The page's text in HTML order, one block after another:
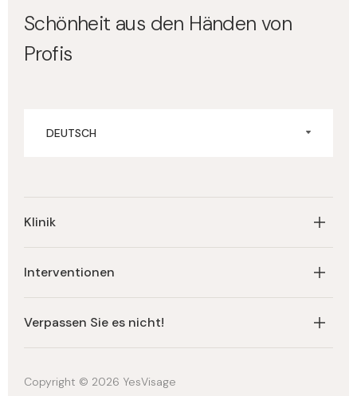
Schönheit aus den Händen von
Profis
DEUTSCH
Klinik
Interventionen
Verpassen Sie es nicht!
Bekannte Persönlichkeiten
Copyright © 2026 YesVisage